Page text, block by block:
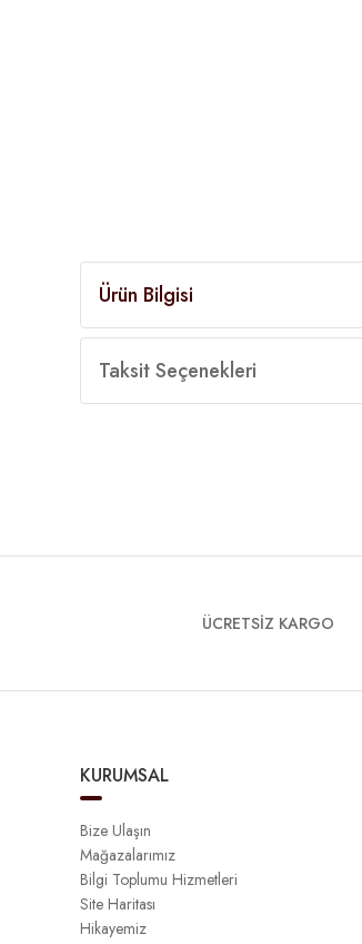
Ürün Bilgisi
Taksit Seçenekleri
ÜCRETSİZ KARGO
KURUMSAL
Bize Ulaşın
Mağazalarımız
Bilgi Toplumu Hizmetleri
Site Haritası
Hikayemiz